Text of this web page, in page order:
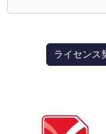
ライセンス